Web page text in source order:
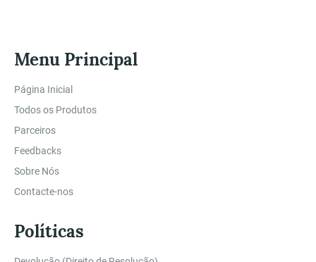
Menu Principal
Página Inicial
Todos os Produtos
Parceiros
Feedbacks
Sobre Nós
Contacte-nos
Políticas